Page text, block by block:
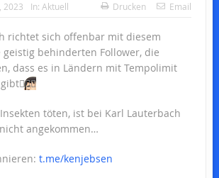
2023 In: Aktuell Drucken Email
richtet sich offenbar mit diesem
geistig behinderten Follower, die
dass es in Ländern mit Tempolimit
🤦🏻‍♂️
töten, ist bei Karl Lauterbach
angekommen…
t.me/kenjebsen